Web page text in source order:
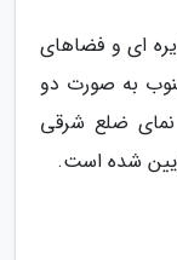
ای و فضاهای
به صورت دو
ضلع شرقی
شده است.